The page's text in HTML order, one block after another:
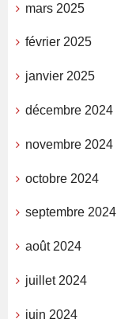
mars 2025
février 2025
janvier 2025
décembre 2024
novembre 2024
octobre 2024
septembre 2024
août 2024
juillet 2024
juin 2024